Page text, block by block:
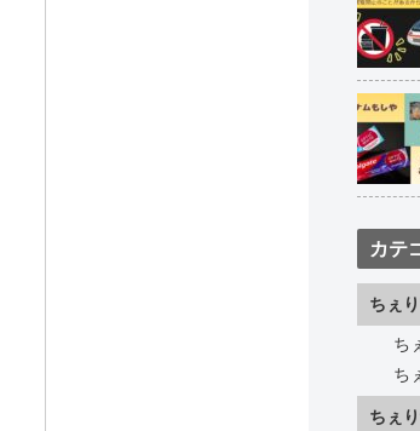
カテ
ちぇ
ち
ち
ちぇ